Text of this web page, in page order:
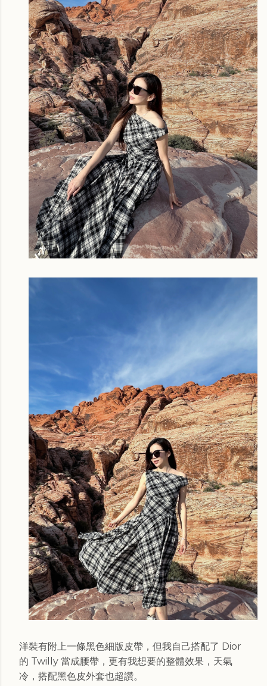
洋裝有附上一條黑色細版皮帶，但我自己搭配了 Dior
的 Twilly 當成腰帶，更有我想要的整體效果，天氣
冷，搭配黑色皮外套也超讚。